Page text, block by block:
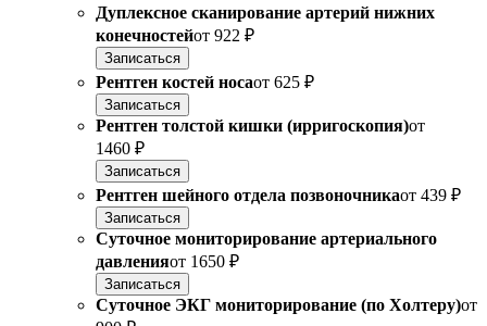
Дуплексное сканирование артерий нижних
конечностейот 922 ₽
Записаться
Рентген костей носаот 625 ₽
Записаться
Рентген толстой кишки (ирригоскопия)от
1460 ₽
Записаться
Рентген шейного отдела позвоночникаот 439 ₽
Записаться
Суточное мониторирование артериального
давленияот 1650 ₽
Записаться
Суточное ЭКГ мониторирование (по Холтеру)от